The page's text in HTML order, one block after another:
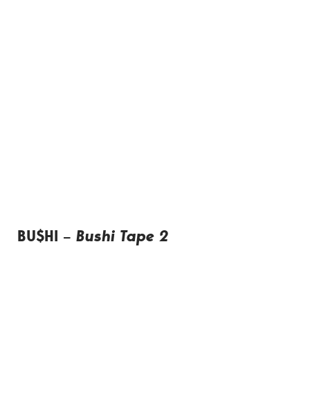
BU$HI – Bushi Tape 2